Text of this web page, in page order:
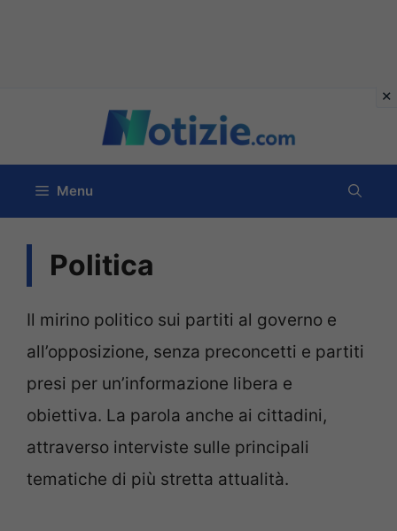
contenuto
Menu
Politica
Il mirino politico sui partiti al governo e
all’opposizione, senza preconcetti e partiti
presi per un’informazione libera e
obiettiva. La parola anche ai cittadini,
attraverso interviste sulle principali
tematiche di più stretta attualità.